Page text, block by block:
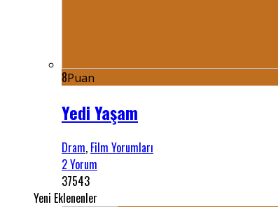
8Puan
Yedi Yaşam
Dram, Film Yorumları
2 Yorum
37543
Yeni Eklenenler